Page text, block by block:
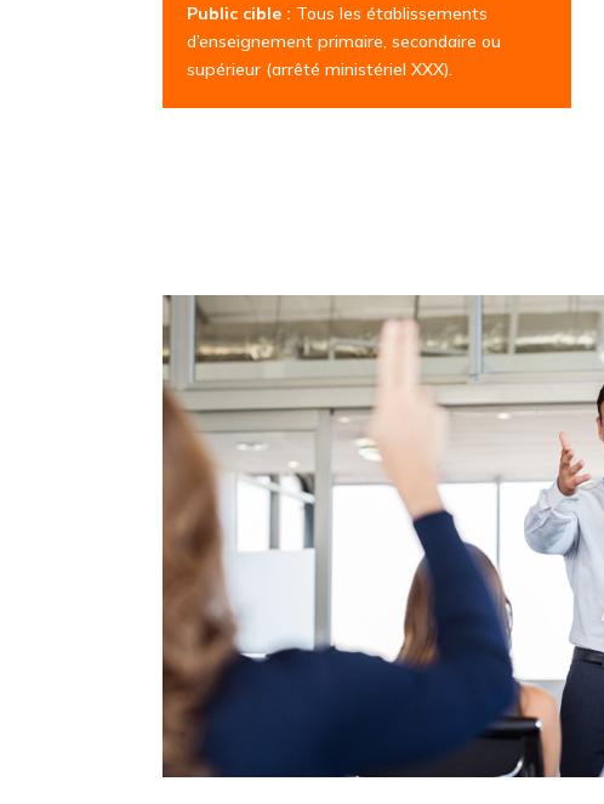
Public cible : Tous les établissements
d’enseignement primaire, secondaire ou
supérieur (arrêté ministériel XXX).